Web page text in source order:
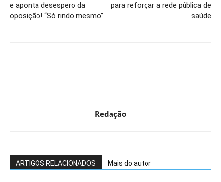
e aponta desespero da
oposição! “Só rindo mesmo”
para reforçar a rede pública de
saúde
Redação
ARTIGOS RELACIONADOS Mais do autor